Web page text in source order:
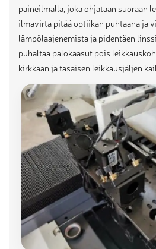
paineilmalla, joka ohjataan suoraan
ilmavirta pitää optiikan puhtaana ja
lämpölaajenemista ja pidentäen
puhaltaa palokaasut pois
kirkkaan ja tasaisen leikkausjäljen